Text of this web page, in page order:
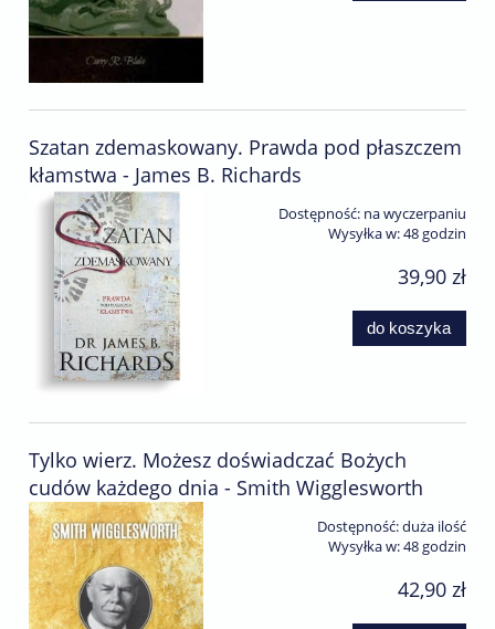
Szatan zdemaskowany. Prawda pod płaszczem
kłamstwa - James B. Richards
Dostępność: na wyczerpaniu
Wysyłka w:48 godzin
39,90 zł
do koszyka
Tylko wierz. Możesz doświadczać Bożych
cudów każdego dnia - Smith Wigglesworth
Dostępność:duża ilość
Wysyłka w:48 godzin
42,90 zł